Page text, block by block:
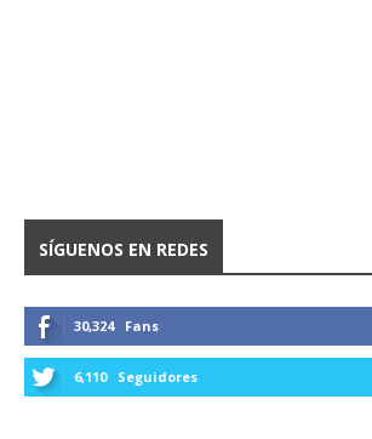
SÍGUENOS EN REDES
30,324 Fans
6,110 Seguidores